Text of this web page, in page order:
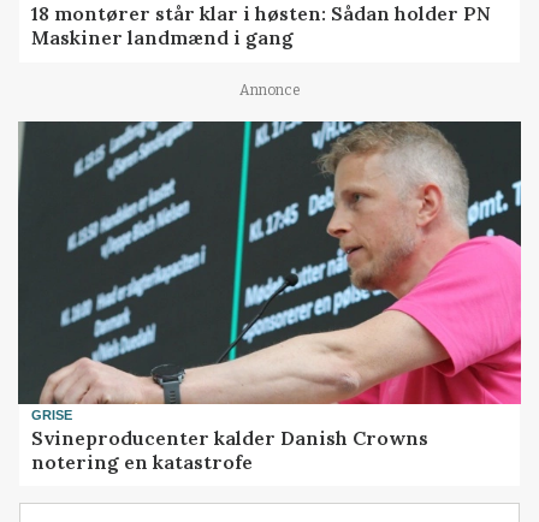
18 montører står klar i høsten: Sådan holder PN
Maskiner landmænd i gang
Annonce
GRISE
Svineproducenter kalder Danish Crowns
notering en katastrofe